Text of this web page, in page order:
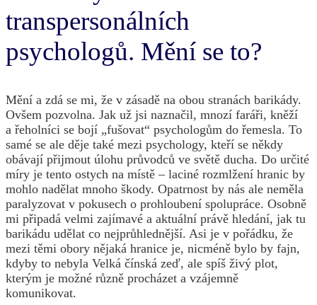
transpersonálních
psychologů. Mění se to?
Mění a zdá se mi, že v zásadě na obou stranách barikády.
Ovšem pozvolna. Jak už jsi naznačil, mnozí faráři, kněží
a řeholníci se bojí „fušovat“ psychologům do řemesla. To
samé se ale děje také mezi psychology, kteří se někdy
obávají přijmout úlohu průvodců ve světě ducha. Do určité
míry je tento ostych na místě – laciné rozmlžení hranic by
mohlo nadělat mnoho škody. Opatrnost by nás ale neměla
paralyzovat v pokusech o prohloubení spolupráce. Osobně
mi připadá velmi zajímavé a aktuální právě hledání, jak tu
barikádu udělat co nejprůhlednější. Asi je v pořádku, že
mezi těmi obory nějaká hranice je, nicméně bylo by fajn,
kdyby to nebyla Velká čínská zeď, ale spíš živý plot,
kterým je možné různě procházet a vzájemně
komunikovat.